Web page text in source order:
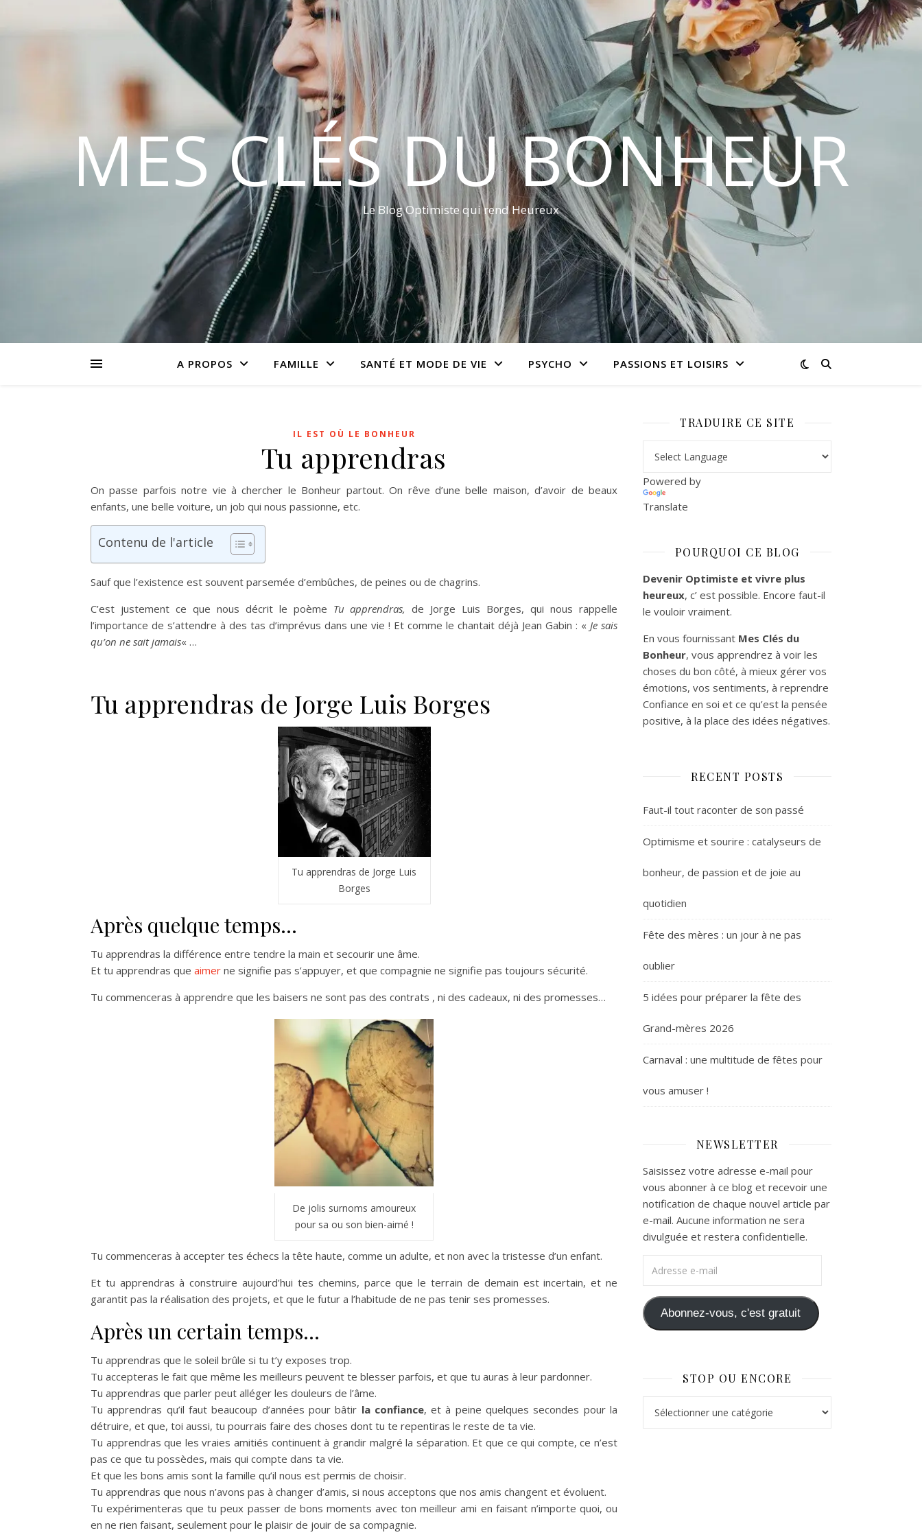
MES CLÉS DU BONHEUR
Le Blog Optimiste qui rend Heureux
A PROPOS FAMILLE SANTÉ ET MODE DE VIE PSYCHO PASSIONS ET LOISIRS
IL EST OÙ LE BONHEUR
Tu apprendras
On passe parfois notre vie à chercher le Bonheur partout. On rêve d’une belle maison, d’avoir de beaux
enfants, une belle voiture, un job qui nous passionne, etc.
Contenu de l'article
Sauf que l’existence est souvent parsemée d’embûches, de peines ou de chagrins.
C’est justement ce que nous décrit le poème Tu apprendras, de Jorge Luis Borges, qui nous rappelle
l’importance de s’attendre à des tas d’imprévus dans une vie ! Et comme le chantait déjà Jean Gabin : « Je sais
qu’on ne sait jamais« …
Tu apprendras de Jorge Luis Borges
Tu apprendras de Jorge Luis
Borges
Après quelque temps…
Tu apprendras la différence entre tendre la main et secourir une âme.
Et tu apprendras que aimer ne signifie pas s’appuyer, et que compagnie ne signifie pas toujours sécurité.
Tu commenceras à apprendre que les baisers ne sont pas des contrats , ni des cadeaux, ni des promesses…
De jolis surnoms amoureux
pour sa ou son bien-aimé !
Tu commenceras à accepter tes échecs la tête haute, comme un adulte, et non avec la tristesse d’un enfant.
Et tu apprendras à construire aujourd’hui tes chemins, parce que le terrain de demain est incertain, et ne
garantit pas la réalisation des projets, et que le futur a l’habitude de ne pas tenir ses promesses.
Après un certain temps…
Tu apprendras que le soleil brûle si tu t’y exposes trop.
Tu accepteras le fait que même les meilleurs peuvent te blesser parfois, et que tu auras à leur pardonner.
Tu apprendras que parler peut alléger les douleurs de l’âme.
Tu apprendras qu’il faut beaucoup d’années pour bâtir la confiance, et à peine quelques secondes pour la
détruire, et que, toi aussi, tu pourrais faire des choses dont tu te repentiras le reste de ta vie.
Tu apprendras que les vraies amitiés continuent à grandir malgré la séparation. Et que ce qui compte, ce n’est
pas ce que tu possèdes, mais qui compte dans ta vie.
Et que les bons amis sont la famille qu’il nous est permis de choisir.
Tu apprendras que nous n’avons pas à changer d’amis, si nous acceptons que nos amis changent et évoluent.
Tu expérimenteras que tu peux passer de bons moments avec ton meilleur ami en faisant n’importe quoi, ou
en ne rien faisant, seulement pour le plaisir de jouir de sa compagnie.
TRADUIRE CE SITE
Powered by
Translate
POURQUOI CE BLOG
Devenir Optimiste et vivre plus
heureux, c’ est possible. Encore faut-il
le vouloir vraiment.
En vous fournissant Mes Clés du
Bonheur, vous apprendrez à voir les
choses du bon côté, à mieux gérer vos
émotions, vos sentiments, à reprendre
Confiance en soi et ce qu’est la pensée
positive, à la place des idées négatives.
RECENT POSTS
Faut-il tout raconter de son passé
Optimisme et sourire : catalyseurs de
bonheur, de passion et de joie au
quotidien
Fête des mères : un jour à ne pas
oublier
5 idées pour préparer la fête des
Grand-mères 2026
Carnaval : une multitude de fêtes pour
vous amuser !
NEWSLETTER
Saisissez votre adresse e-mail pour
vous abonner à ce blog et recevoir une
notification de chaque nouvel article par
e-mail. Aucune information ne sera
divulguée et restera confidentielle.
Abonnez-vous, c'est gratuit
STOP OU ENCORE